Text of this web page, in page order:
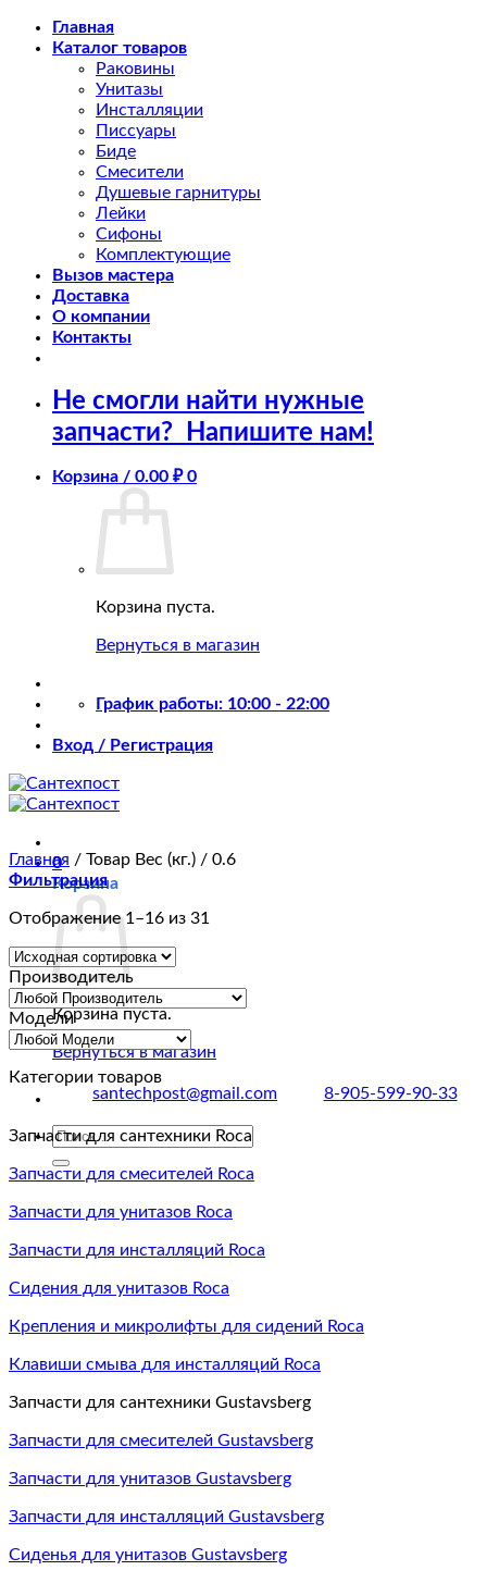
Skip
Главная
Каталог товаров
Раковины
Унитазы
Инсталляции
Писсуары
Биде
Смесители
Душевые гарнитуры
Лейки
Сифоны
Комплектующие
Вызов мастера
Доставка
О компании
Контакты
Не смогли найти нужные
запчасти?
Напишите нам!
Корзина / 0.00 ₽ 0
Корзина пуста.
Вернуться в магазин
График работы: 10:00 - 22:00
Вход / Регистрация
0
Корзина
Корзина пуста.
Вернуться в магазин
santechpost@gmail.com 8-905-599-90-33
Искать:
Главная / Товар Вес (кг.) / 0.6
Фильтрация
Отображение 1–16 из 31
Производитель
Модели
Категории товаров
Запчасти для сантехники Roca
Запчасти для смесителей Roca
Запчасти для унитазов Roca
Запчасти для инсталляций Roca
Сидения для унитазов Roca
Крепления и микролифты для сидений Roca
Клавиши смыва для инсталляций Roca
Запчасти для сантехники Gustavsberg
Запчасти для смесителей Gustavsberg
Запчасти для унитазов Gustavsberg
Запчасти для инсталляций Gustavsberg
Сиденья для унитазов Gustavsberg